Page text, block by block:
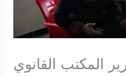
المكتب القانوي